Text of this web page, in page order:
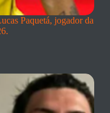
Paquetá, jogador da